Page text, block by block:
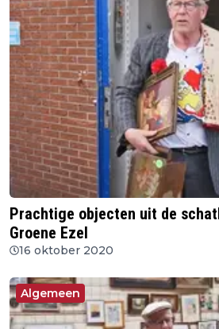
Prachtige objecten uit de
Groene Ezel
16 oktober 2020
Algemeen